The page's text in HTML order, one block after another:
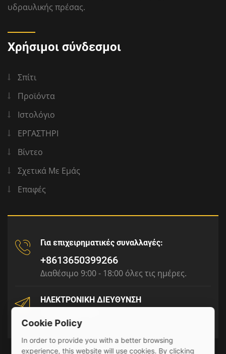
υδραυλικής πρέσας.
Χρήσιμοι σύνδεσμοι
Σπίτι
Προϊόντα
Ιστολόγιο
ΕΡΓΑΣΤΗΡΙ
Βίντεο
Σχετικά Με Εμάς
Επαφές
Για επιχειρηματικές συναλλαγές:
+8613650399266
Διαθέσιμο 9:00 - 18:00 όλες τις ημέρες.
ΗΛΕΚΤΡΟΝΙΚΗ ΔΙΕΥΘΥΝΣΗ
Cookie Policy
In order to provide you with a better browsing
experience, this website will use cookies. By clicking